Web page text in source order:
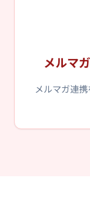
メルマ
メルマガ連